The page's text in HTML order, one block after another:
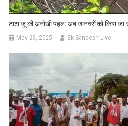
टाटा जू की अनोखी पहल: अब जानवरों को किया जा
May 29, 2025 Ek Sandesh Live